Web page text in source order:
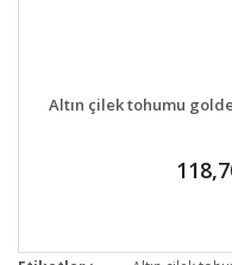
DETAYLAR
Altın çilek tohumu